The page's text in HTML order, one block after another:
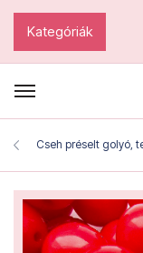
Kategóriák
Cseh préselt golyó,